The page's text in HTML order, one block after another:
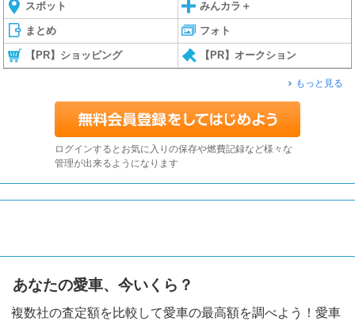
スポット みんカラ＋
まとめ フォト
【PR】ショッピング 【PR】オークション
もっと見る
ログインするとお気に入りの保存や燃費記録など様々な
管理が出来るようになります
あなたの愛車、今いくら？
複数社の査定額を比較して愛車の最高額を調べよう！愛車